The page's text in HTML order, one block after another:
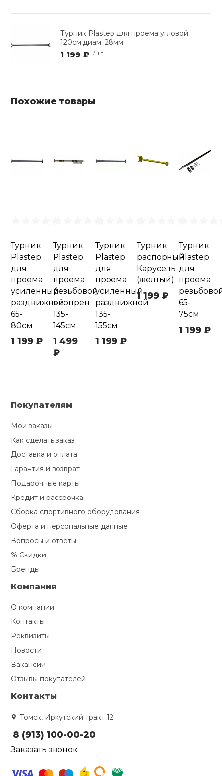
Турник Plastep для проема угловой
120см.диам. 28мм.
1 199 ₽ / шт.
Похожие товары
Турник
Plastep
для
проема
усиленный
раздвижной
65-
80см
1 199 ₽
Турник
Plastep
для
проема
резьбовой
неопрен
135-
145см
1 499
₽
Турник
Plastep
для
проема
усиленный
раздвижной
135-
155см
1 199 ₽
Турник
распорный
Карусель
(желтый)
1 199 ₽
Турник
Plastep
для
проема
65-
75см
1 199 ₽
Покупателям
Мои заказы
Как сделать заказ
Доставка и оплата
Гарантия и возврат
Подарочные карты
Кредит и рассрочка
Сборка спортивного оборудования
Оферта и персональные данные
Вопросы и ответы
% Скидки
Бренды
Компания
О компании
Контакты
Реквизиты
Новости
Вакансии
Отзывы покупателей
Контакты
Томск, Иркутский тракт 12
8 (913) 100-00-20
Заказать звонок